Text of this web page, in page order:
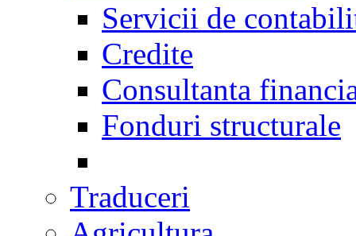
Servicii de
Credite
Consultanta
Fonduri structurale
Traduceri